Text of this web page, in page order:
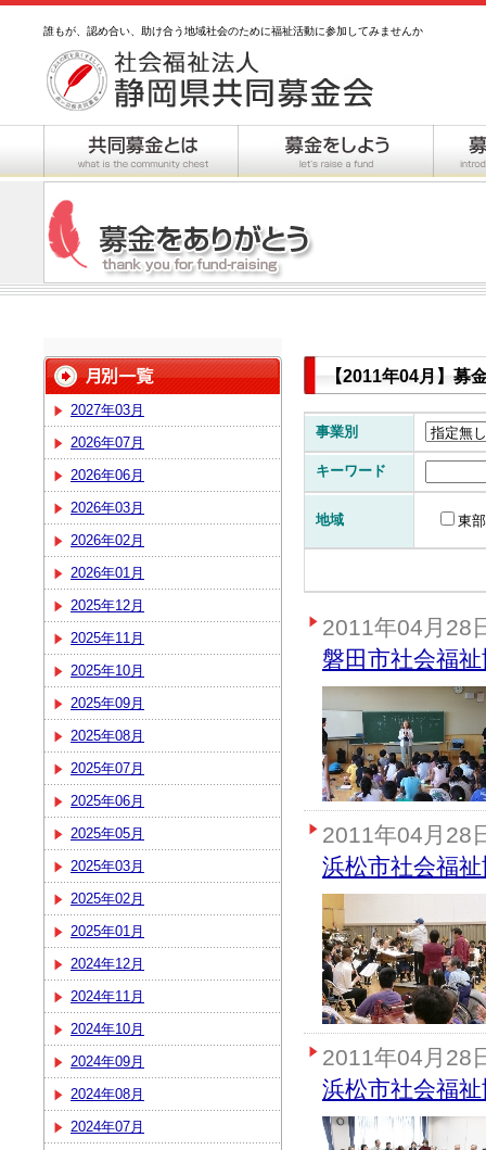
誰もが、認め合い、助け合う地域社会のために福祉活動に参加してみませんか
2027年03月
2026年07月
2026年06月
2026年03月
2026年02月
2026年01月
2025年12月
2025年11月
2025年10月
2025年09月
2025年08月
2025年07月
2025年06月
2025年05月
2025年03月
2025年02月
2025年01月
2024年12月
2024年11月
2024年10月
2024年09月
2024年08月
2024年07月
【2011年04月】募
事業別
キーワード
地域 東部
2011年04月28
磐田市社会福
2011年04月28
浜松市社会福
2011年04月28
浜松市社会福